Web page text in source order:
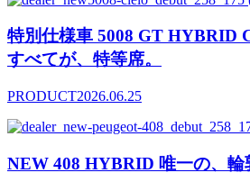
特別仕様車 5008 GT HYBRID
すべてが、特等席。
PRODUCT2026.06.25
NEW 408 HYBRID 唯一の、輪